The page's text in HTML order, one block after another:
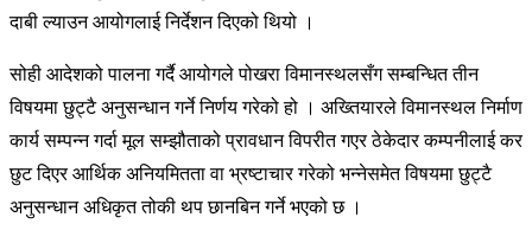
दाबी ल्याउन आयोगलाई निर्देशन दिएको थियो ।
सोही आदेशको पालना गर्दै आयोगले पोखरा विमानस्थलसँग सम्बन्धित तीन
विषयमा छुट्टै अनुसन्धान गर्ने निर्णय गरेको हो । अख्तियारले विमानस्थल निर्माण
कार्य सम्पन्न गर्दा मूल सम्झौताको प्रावधान विपरीत गएर ठेकेदार कम्पनीलाई कर
छुट दिएर आर्थिक अनियमितता वा भ्रष्टाचार गरेको भन्नेसमेत विषयमा छुट्टै
अनुसन्धान अधिकृत तोकी थप छानबिन गर्ने भएको छ ।